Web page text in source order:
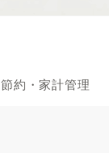
節約・家計管理